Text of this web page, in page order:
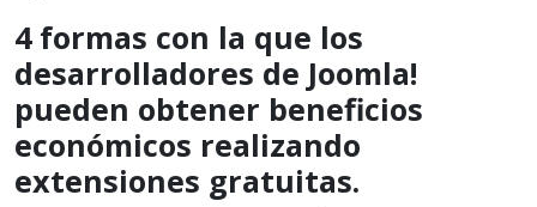
4 formas con la que los
desarrolladores de Joomla!
pueden obtener beneficios
económicos realizando
extensiones gratuitas.